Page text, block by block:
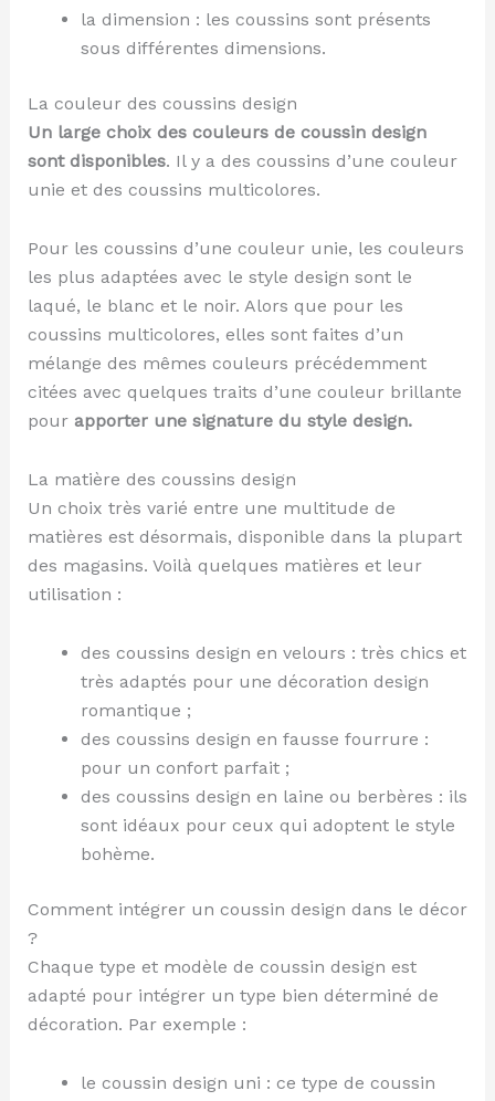
la dimension : les coussins sont présents
sous différentes dimensions.
La couleur des coussins design
Un large choix des couleurs de coussin design
sont disponibles. Il y a des coussins d’une couleur
unie et des coussins multicolores.
Pour les coussins d’une couleur unie, les couleurs
les plus adaptées avec le style design sont le
laqué, le blanc et le noir. Alors que pour les
coussins multicolores, elles sont faites d’un
mélange des mêmes couleurs précédemment
citées avec quelques traits d’une couleur brillante
pour apporter une signature du style design.
La matière des coussins design
Un choix très varié entre une multitude de
matières est désormais, disponible dans la plupart
des magasins. Voilà quelques matières et leur
utilisation :
des coussins design en velours : très chics et
très adaptés pour une décoration design
romantique ;
des coussins design en fausse fourrure :
pour un confort parfait ;
des coussins design en laine ou berbères : ils
sont idéaux pour ceux qui adoptent le style
bohème.
Comment intégrer un coussin design dans le décor
?
Chaque type et modèle de coussin design est
adapté pour intégrer un type bien déterminé de
décoration. Par exemple :
le coussin design uni : ce type de coussin